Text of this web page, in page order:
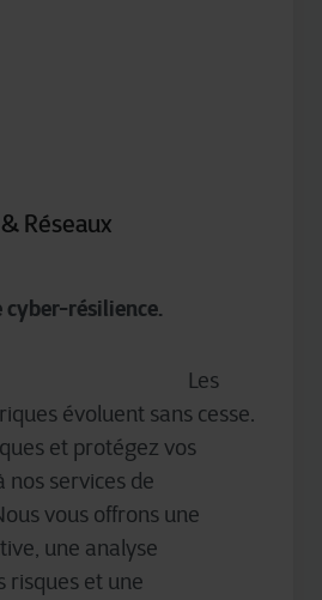
Réseaux
cyber-résilience.
évoluent sans cesse.
et protégez vos
nos services de
vous offrons une
une analyse
risques et une